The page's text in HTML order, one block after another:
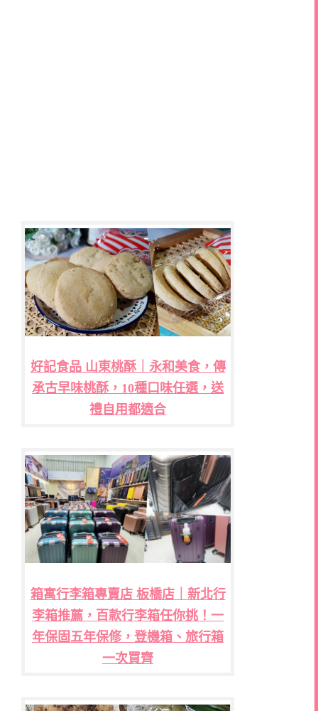
好記食品 山東桃酥｜永和美食，傳
承古早味桃酥，10種口味任選，送
禮自用都適合
箱寓行李箱專賣店 板橋店｜新北行
李箱推薦，百款行李箱任你挑！一
年保固五年保修，登機箱、旅行箱
一次買齊